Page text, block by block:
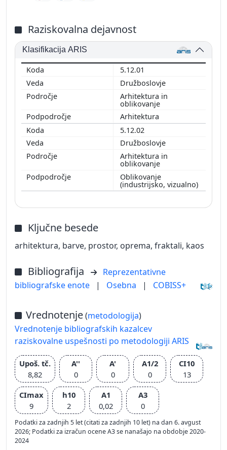
Raziskovalna dejavnost
Klasifikacija ARIS
5.12.01
Družboslovje
Arhitektura in
oblikovanje
Arhitektura
5.12.02
Družboslovje
Arhitektura in
oblikovanje
Oblikovanje
(industrijsko, vizualno)
Ključne besede
arhitektura, barve, prostor, oprema, fraktali, kaos
Bibliografija
Reprezentativne
bibliografske enote
| Osebna | COBISS+
Vrednotenje(metodologija)
Vrednotenje bibliografskih kazalcev
raziskovalne uspešnosti po metodologiji ARIS
Upoš. tč.
8,82
A''
0
A'
0
A1/2
0
CI10
13
CImax
9
h10
2
A1
0,02
A3
0
Podatki za zadnjih 5 let (citati za zadnjih 10 let) na dan 6. avgust
2026; Podatki za izračun ocene A3 se nanašajo na obdobje 2020-
2024